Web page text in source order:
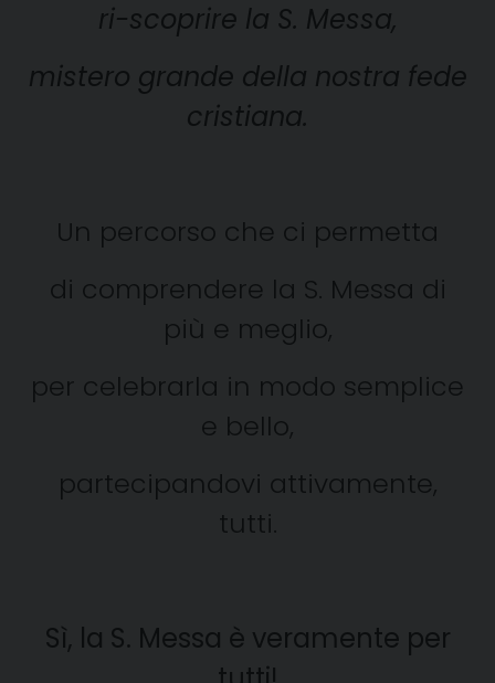
ri-scoprire la S. Messa,
mistero grande della nostra fede
cristiana.
Un percorso che ci permetta
di comprendere la S. Messa di
più e meglio,
per celebrarla in modo semplice
e bello,
partecipandovi attivamente,
tutti.
Sì, la S. Messa è veramente per